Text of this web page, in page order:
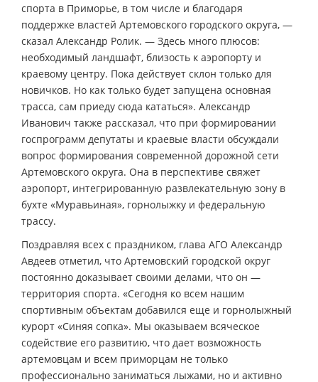
спорта в Приморье, в том числе и благодаря
поддержке властей Артемовского городского округа, —
сказал Александр Ролик. — Здесь много плюсов:
необходимый ландшафт, близость к аэропорту и
краевому центру. Пока действует склон только для
новичков. Но как только будет запущена основная
трасса, сам приеду сюда кататься». Александр
Иванович также рассказал, что при формировании
госпрограмм депутаты и краевые власти обсуждали
вопрос формирования современной дорожной сети
Артемовского округа. Она в перспективе свяжет
аэропорт, интегрированную развлекательную зону в
бухте «Муравьиная», горнолыжку и федеральную
трассу.
Поздравляя всех с праздником, глава АГО Александр
Авдеев отметил, что Артемовский городской округ
постоянно доказывает своими делами, что он —
территория спорта. «Сегодня ко всем нашим
спортивным объектам добавился еще и горнолыжный
курорт «Синяя сопка». Мы оказываем всяческое
содействие его развитию, что дает возможность
артемовцам и всем приморцам не только
профессионально заниматься лыжами, но и активно